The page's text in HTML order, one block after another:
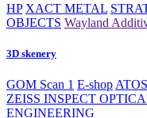
HP XACT METAL
OBJECTS Wayland
3D skenery
GOM Scan 1 E-shop
ZEISS INSPECT
ENGINEERING